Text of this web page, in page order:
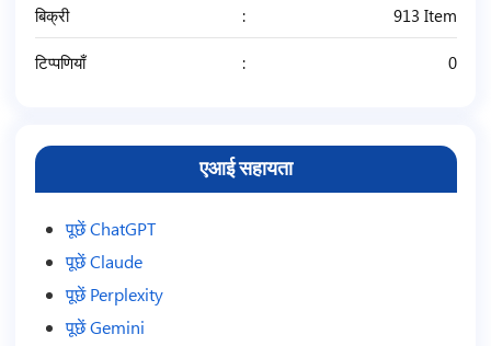
बिक्री 913 Item
टिप्पणियाँ 0
एआई सहायता
पूछें ChatGPT
पूछें Claude
पूछें Perplexity
पूछें Gemini